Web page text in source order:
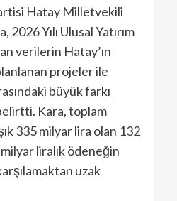
Hatay Milletvekili
2026 Yılı Ulusal Yatırım
verilerin Hatay’ın
projeler ile
büyük farkı
Kara, toplam
335 milyar lira olan 132
liralık ödeneğin
uzak